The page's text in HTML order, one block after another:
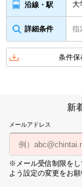
沿線・駅 大
詳細条件 指
条件保
新
メールアドレス
※メール受信制限をし
よう設定の変更をお願